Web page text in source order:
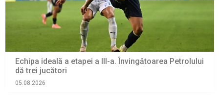
Echipa ideală a etapei a III-a. Învingătoarea Petrolului
dă trei jucători
05.08.2026